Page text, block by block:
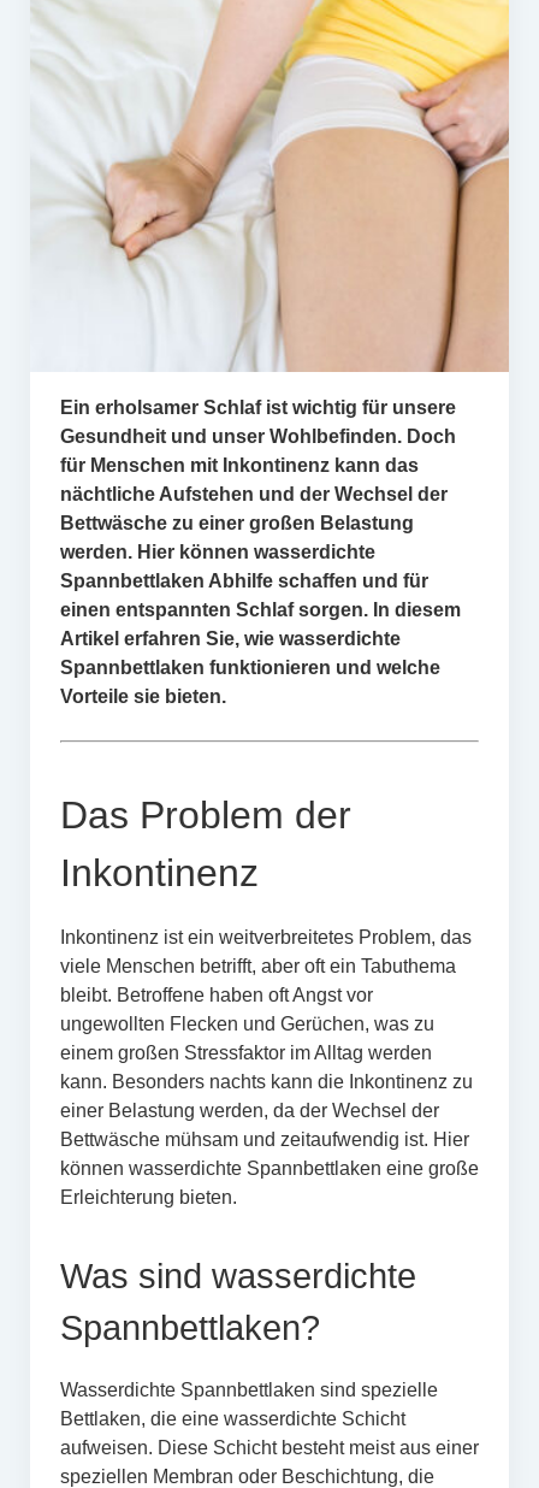
Ein erholsamer Schlaf ist wichtig für unsere
Gesundheit und unser Wohlbefinden. Doch
für Menschen mit Inkontinenz kann das
nächtliche Aufstehen und der Wechsel der
Bettwäsche zu einer großen Belastung
werden. Hier können wasserdichte
Spannbettlaken Abhilfe schaffen und für
einen entspannten Schlaf sorgen. In diesem
Artikel erfahren Sie, wie wasserdichte
Spannbettlaken funktionieren und welche
Vorteile sie bieten.
Das Problem der
Inkontinenz
Inkontinenz ist ein weitverbreitetes Problem, das
viele Menschen betrifft, aber oft ein Tabuthema
bleibt. Betroffene haben oft Angst vor
ungewollten Flecken und Gerüchen, was zu
einem großen Stressfaktor im Alltag werden
kann. Besonders nachts kann die Inkontinenz zu
einer Belastung werden, da der Wechsel der
Bettwäsche mühsam und zeitaufwendig ist. Hier
können wasserdichte Spannbettlaken eine große
Erleichterung bieten.
Was sind wasserdichte
Spannbettlaken?
Wasserdichte Spannbettlaken sind spezielle
Bettlaken, die eine wasserdichte Schicht
aufweisen. Diese Schicht besteht meist aus einer
speziellen Membran oder Beschichtung, die